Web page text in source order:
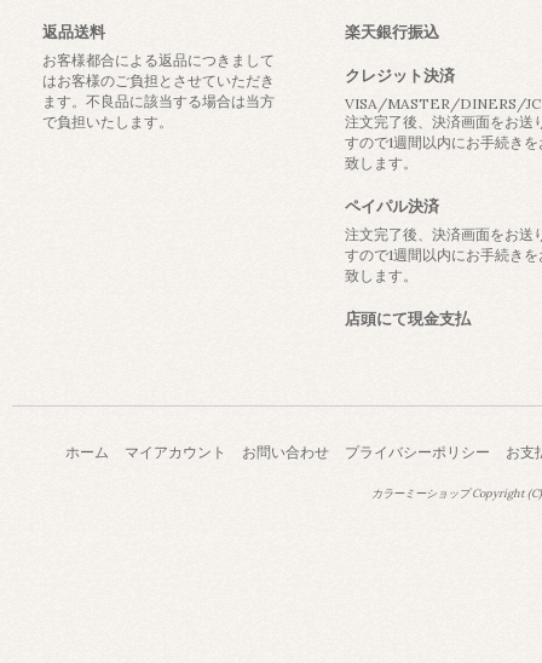
返品送料
お客様都合による返品につきまして
はお客様のご負担とさせていただき
ます。不良品に該当する場合は当方
で負担いたします。
楽天銀行振込
クレジット決済
VISA/MASTER/DINERS/
注文完了後、決済画面をお送
すので1週間以内にお手続き
致します。
ペイパル決済
注文完了後、決済画面をお送
すので1週間以内にお手続き
致します。
店頭にて現金支払
ホーム マイアカウント お問い合わせ プライバシーポリシー お支
カラーミーショップCopyright